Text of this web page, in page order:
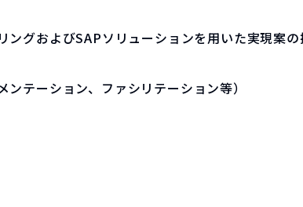
ングおよびSAPソリューションを用いた実現案
テーション、ファシリテーション等）